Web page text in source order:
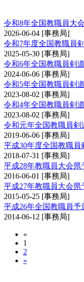
令和8年全国教職員大
2026-06-04 [事務局]
令和7年度全国教職員
2025-05-30 [事務局]
令和6年全国教職員剣
2024-06-06 [事務局]
令和5年全国教職員剣
2023-08-02 [事務局]
令和4年全国教職員剣
2023-08-02 [事務局]
令和元年全国教職員
2019-06-06 [事務局]
平成30年度全国教職
2018-07-31 [事務局]
平成28年教職員大会県
2016-06-01 [事務局]
平成27年教職員大会県
2015-05-25 [事務局]
平成26年全国教職員予
2014-06-12 [事務局]
«
1
2
»